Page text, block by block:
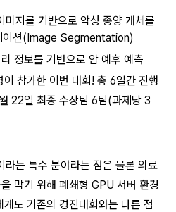
미지를 기반으로 악성 종양 개체를
이션(Image Segmentation)
정보를 기반으로 암 예후 예측
참가한 이번 대회! 총 6일간 진행
22일 최종 수상팀 6팀(과제당 3
라는 특수 분야라는 점은 물론 의료
막기 위해 폐쇄형 GPU 서버 환경
도 기존의 경진대회와는 다른 점